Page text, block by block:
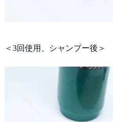
＜3回使用、シャンプー後＞